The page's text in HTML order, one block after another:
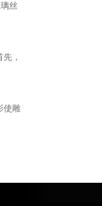
丝
，
使雕